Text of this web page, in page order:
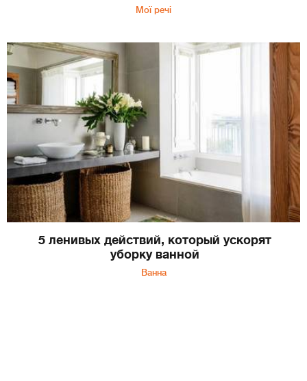
Мої речі
5 ленивых действий, который ускорят
уборку ванной
Ванна